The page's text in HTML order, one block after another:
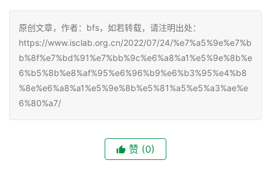
原创文章，作者：bfs，如若转载，请注明出处：
https://www.isclab.org.cn/2022/07/24/%e7%a5%9e%e7%b
b%8f%e7%bd%91%e7%bb%9c%e6%a8%a1%e5%9e%8b%e
6%b5%8b%e8%af%95%e6%96%b9%e6%b3%95%e4%b8
%8e%e6%a8%a1%e5%9e%8b%e5%81%a5%e5%a3%ae%e
6%80%a7/
赞 (0)